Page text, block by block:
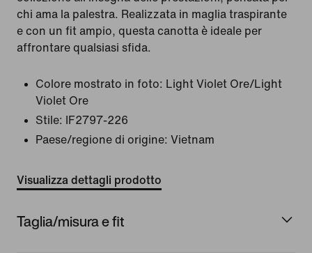
chi ama la palestra. Realizzata in maglia traspirante
e con un fit ampio, questa canotta è ideale per
affrontare qualsiasi sfida.
Colore mostrato in foto: Light Violet Ore/Light
Violet Ore
Stile:
IF2797-226
Paese/regione di origine: Vietnam
Visualizza dettagli prodotto
Taglia/misura e fit